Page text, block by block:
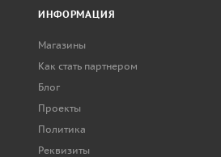
ИНФОРМАЦИЯ
Магазины
Как стать партнером
Блог
Проекты
Политика
Реквизиты